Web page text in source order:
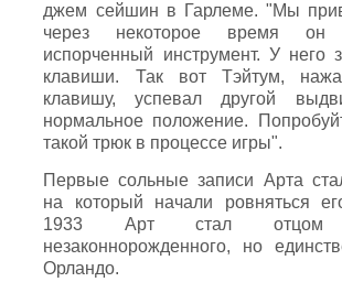
джем сейшин в Гарлеме. "Мы
через некоторое время он
испорченный инструмент. У него
клавиши. Так вот Тэйтум,
клавишу, успевал другой
нормальное положение.
такой трюк в процессе игры".
Первые сольные записи Арта
на который начали ровняться
1933 Арт стал
незаконнорожденного, но
Орландо.